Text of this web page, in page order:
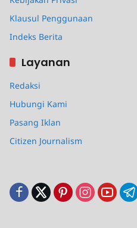
Klausul Penggunaan
Indeks Berita
Layanan
Redaksi
Hubungi Kami
Pasang Iklan
Citizen Journalism